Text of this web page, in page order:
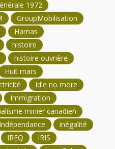
1972
GroupMobilisation
Hamas
histoire
histoire ouvrière
Huit mars
Idle no more
Immigration
minier canadien
Indépendance
inégalité
IREQ
IRIS